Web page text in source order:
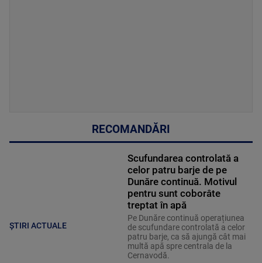
RECOMANDĂRI
ȘTIRI ACTUALE
Scufundarea controlată a
celor patru barje de pe
Dunăre continuă. Motivul
pentru sunt coborâte
treptat în apă
Pe Dunăre continuă operațiunea
de scufundare controlată a celor
patru barje, ca să ajungă cât mai
multă apă spre centrala de la
Cernavodă.